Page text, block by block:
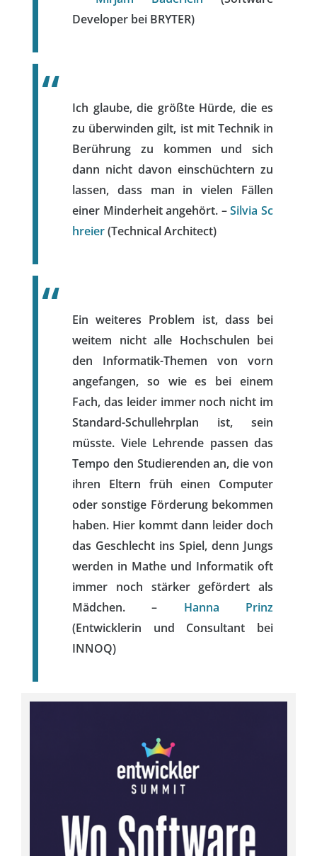
Developer bei BRYTER)
Ich glaube, die größte Hürde, die es
zu überwinden gilt, ist mit Technik in
Berührung zu kommen und sich
dann nicht davon einschüchtern zu
lassen, dass man in vielen Fällen
einer Minderheit angehört. –Silvia Sc
hreier(Technical Architect)
Ein weiteres Problem ist, dass bei
weitem nicht alle Hochschulen bei
den Informatik-Themen von vorn
angefangen, so wie es bei einem
Fach, das leider immer noch nicht im
Standard-Schullehrplan ist, sein
müsste. Viele Lehrende passen das
Tempo den Studierenden an, die von
ihren Eltern früh einen Computer
oder sonstige Förderung bekommen
haben. Hier kommt dann leider doch
das Geschlecht ins Spiel, denn Jungs
werden in Mathe und Informatik oft
immer noch stärker gefördert als
Mädchen. – Hanna Prinz
(Entwicklerin und Consultant bei
INNOQ)